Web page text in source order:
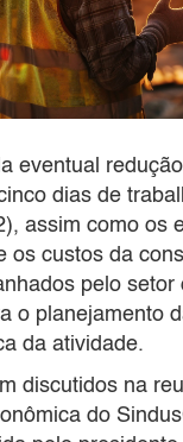
eventual
dias de
assim como os
os custos da
pelo setor
o planejamento
da atividade.
discutidos na
do